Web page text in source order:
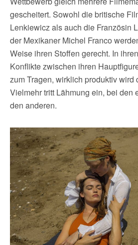
gescheitert. Sowohl die britische
Lenkiewicz als auch die Französin
der Mexikaner Michel Franco
Weise ihren Stoffen gerecht. In
Konflikte zwischen ihren
zum Tragen, wirklich produktiv wird
Vielmehr tritt Lähmung ein, bei den
den anderen.